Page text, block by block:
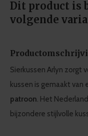
Dit product is
volgende
Sierkussen Arlyn zorgt
kussen is gemaakt
patroon. Het
bijzondere stijlvolle